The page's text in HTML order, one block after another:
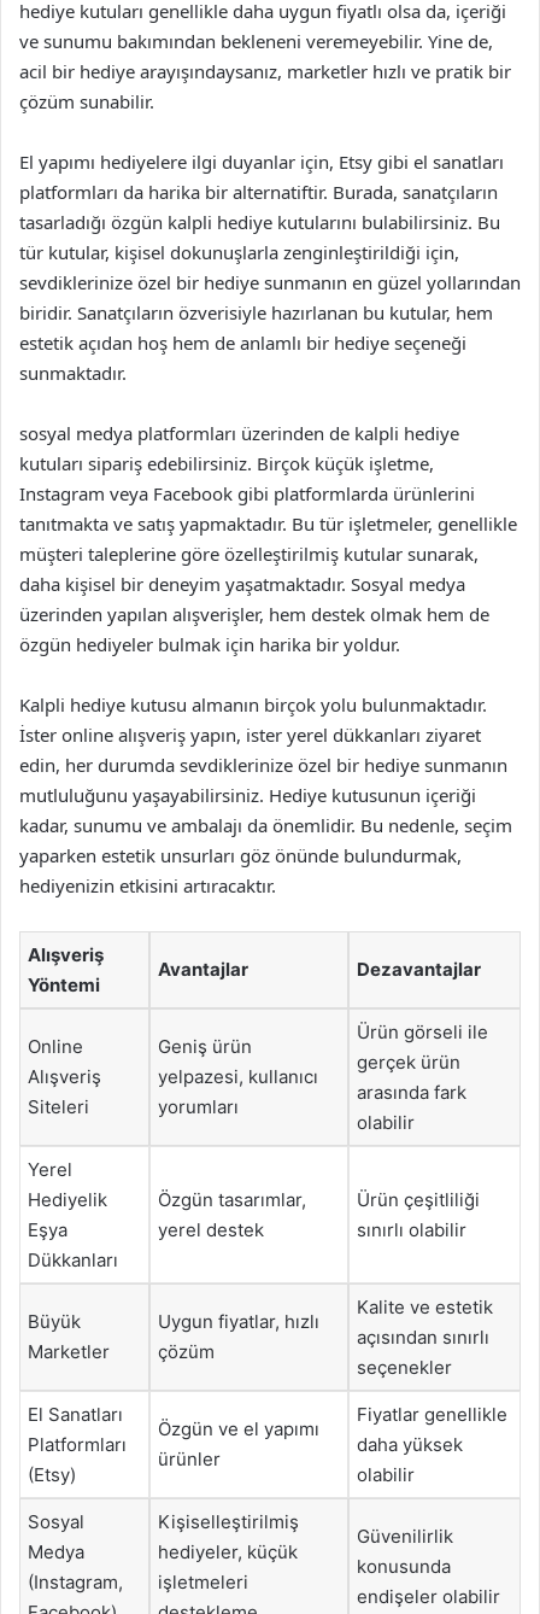
hediye kutuları genellikle daha uygun fiyatlı olsa da, içeriği
ve sunumu bakımından bekleneni veremeyebilir. Yine de,
acil bir hediye arayışındaysanız, marketler hızlı ve pratik bir
çözüm sunabilir.
El yapımı hediyelere ilgi duyanlar için, Etsy gibi el sanatları
platformları da harika bir alternatiftir. Burada, sanatçıların
tasarladığı özgün kalpli hediye kutularını bulabilirsiniz. Bu
tür kutular, kişisel dokunuşlarla zenginleştirildiği için,
sevdiklerinize özel bir hediye sunmanın en güzel yollarından
biridir. Sanatçıların özverisiyle hazırlanan bu kutular, hem
estetik açıdan hoş hem de anlamlı bir hediye seçeneği
sunmaktadır.
sosyal medya platformları üzerinden de kalpli hediye
kutuları sipariş edebilirsiniz. Birçok küçük işletme,
Instagram veya Facebook gibi platformlarda ürünlerini
tanıtmakta ve satış yapmaktadır. Bu tür işletmeler, genellikle
müşteri taleplerine göre özelleştirilmiş kutular sunarak,
daha kişisel bir deneyim yaşatmaktadır. Sosyal medya
üzerinden yapılan alışverişler, hem destek olmak hem de
özgün hediyeler bulmak için harika bir yoldur.
Kalpli hediye kutusu almanın birçok yolu bulunmaktadır.
İster online alışveriş yapın, ister yerel dükkanları ziyaret
edin, her durumda sevdiklerinize özel bir hediye sunmanın
mutluluğunu yaşayabilirsiniz. Hediye kutusunun içeriği
kadar, sunumu ve ambalajı da önemlidir. Bu nedenle, seçim
yaparken estetik unsurları göz önünde bulundurmak,
hediyenizin etkisini artıracaktır.
Alışveriş
Yöntemi
Avantajlar Dezavantajlar
Online
Alışveriş
Siteleri
Geniş ürün
yelpazesi, kullanıcı
yorumları
Ürün görseli ile
gerçek ürün
arasında fark
olabilir
Yerel
Hediyelik
Eşya
Dükkanları
Özgün tasarımlar,
yerel destek
Ürün çeşitliliği
sınırlı olabilir
Büyük
Marketler
Uygun fiyatlar, hızlı
çözüm
Kalite ve estetik
açısından sınırlı
seçenekler
El Sanatları
Platformları
(Etsy)
Özgün ve el yapımı
ürünler
Fiyatlar genellikle
daha yüksek
olabilir
Sosyal
Medya
(Instagram,
Kişiselleştirilmiş
hediyeler, küçük
işletmeleri
Güvenilirlik
konusunda
endişeler olabilir